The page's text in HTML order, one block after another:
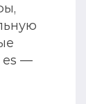
es —